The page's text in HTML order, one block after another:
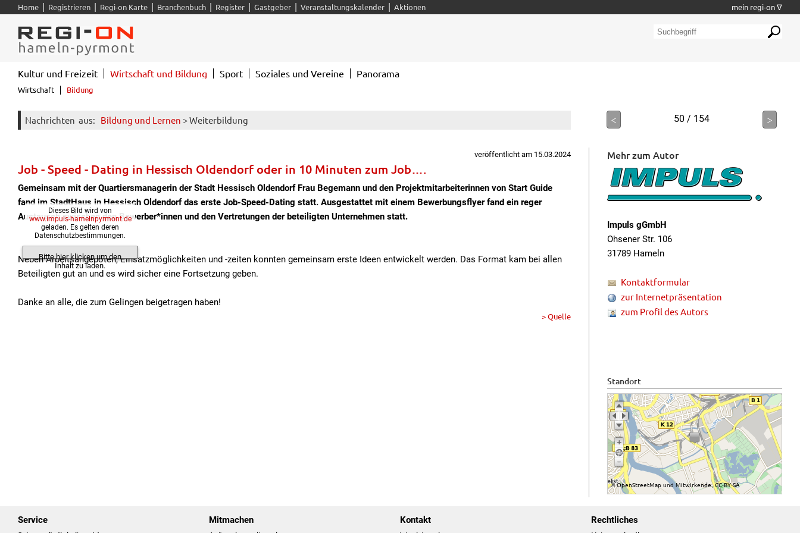
Nachrichten aus: Bildung und Lernen > Weiterbildung < 50 / 154 >
veröffentlicht am 15.03.2024
Job - Speed - Dating in Hessisch Oldendorf oder in 10 Minuten zum Job….
Gemeinsam mit der Quartiersmanagerin der Stadt Hessisch Oldendorf Frau Begemann und den Projektmitarbeiterinnen von Start Guide
fand im StadtHaus in Hessisch Oldendorf das erste Job-Speed-Dating statt. Ausgestattet mit einem Bewerbungsflyer fand ein reger
Austausch zwischen den Bewerber*innen und den Vertretungen der beteiligten Unternehmen statt.
Bitte hier klicken um den
Inhalt zu laden.
Dieses Bild wird von
www.impuls-hamelnpyrmont.de
geladen. Es gelten deren
Datenschutzbestimmungen.
Neben Arbeitsangeboten, Einsatzmöglichkeiten und -zeiten konnten gemeinsam erste Ideen entwickelt werden. Das Format kam bei allen
Beteiligten gut an und es wird sicher eine Fortsetzung geben.
Danke an alle, die zum Gelingen beigetragen haben!
> Quelle
Mehr zum Autor
Impuls gGmbH
Ohsener Str. 106
31789 Hameln
Kontaktformular
zur Internetpräsentation
zum Profil des Autors
Standort
©OpenStreetMap und Mitwirkende,CC-BY-SA
Home | Registrieren | Regi-on Karte | Branchenbuch | Register | Gastgeber | Veranstaltungskalender | Aktionen mein regi-on ∇
Kultur und Freizeit Wirtschaft und Bildung
Wirtschaft Bildung
Sport Soziales und Vereine Panorama
Service Mitmachen Kontakt Rechtliches